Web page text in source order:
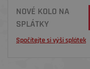
NOVÉ KOLO NA
SPLÁTKY
Spočítejte si výši splátek